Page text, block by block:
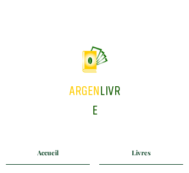
ARGENLIVR
E
Accueil Livres